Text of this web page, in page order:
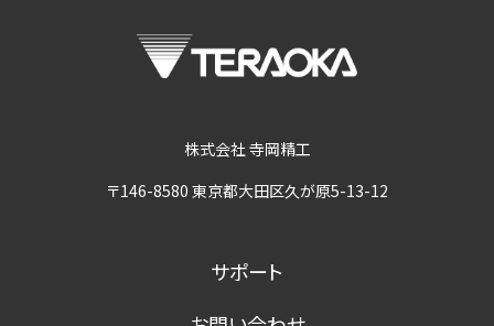
株式会社 寺岡精工
〒146-8580 東京都大田区久が原5-13-12
サポート